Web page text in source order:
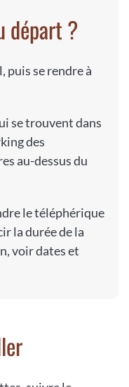
départ ?
puis se rendre à
se trouvent dans
des
au-dessus du
le téléphérique
la durée de la
voir dates et